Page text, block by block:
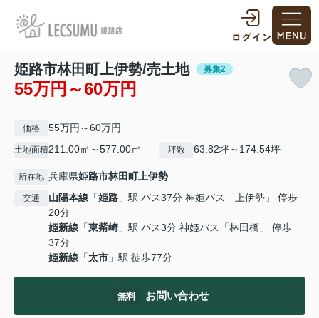
姫路市林田町上伊勢/売土地 募集2
55万円～60万円
価格 55万円～60万円
土地面積211.00㎡～577.00㎡ 坪数 63.82坪～174.54坪
所在地 兵庫県姫路市林田町上伊勢
交通 山陽本線 「姫路 」駅 バス37分 神姫バス「上伊勢」 停歩
20分
姫新線 「東觜崎 」駅 バス3分 神姫バス「林田橋」 停歩
37分
姫新線 「太市 」駅 徒歩77分
無料 お問い合わせ